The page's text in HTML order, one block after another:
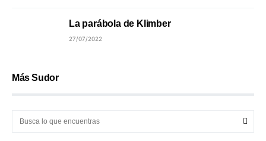
La parábola de Klimber
27/07/2022
Más Sudor